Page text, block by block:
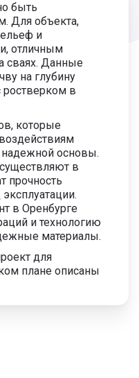
быть
Для объекта,
и
отличным
сваях. Данные
на глубину
ростверком в
которые
надежной основы.
в
прочность
в Оренбурге
и технологию
материалы.
для
плане описаны
и полностью
она имеет
метод